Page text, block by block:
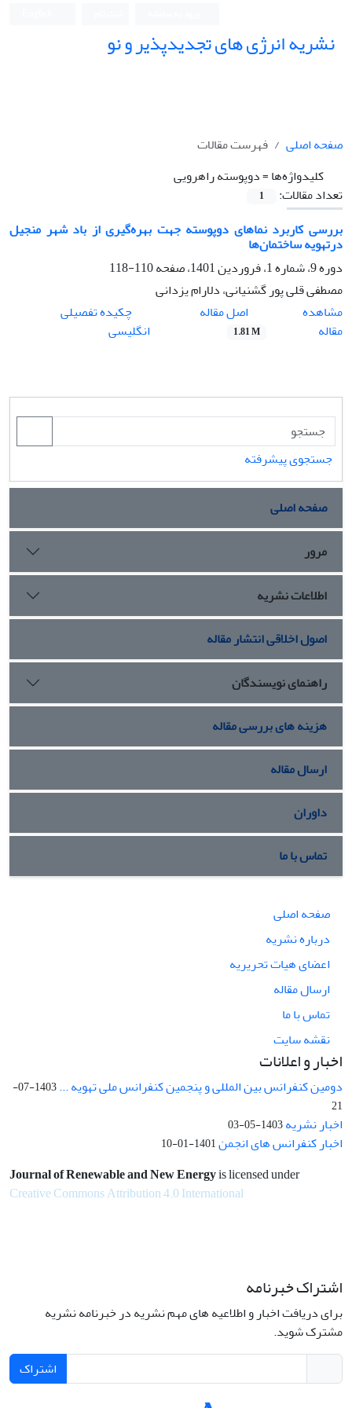
نشریه انرژی های تجدیدپذیر و نو
صفحه اصلی
فهرست مقالات
کلیدواژه‌ها =دوپوسته راهرویی
تعداد مقالات:
1
بررسی کاربرد نماهای دوپوسته جهت بهره‌گیری از باد شهر منجیل
درتهویه ساختمان‌ها
دوره 9، شماره 1، فروردین 1401، صفحه
110-118
مصطفی قلی پور گشنیانی، دلارام یزدانی
مشاهده
مقاله
اصل مقاله
1.81 M
چکیده تفصیلی
انگلیسی
جستجوی پیشرفته
صفحه اصلی
مرور
اطلاعات نشریه
اصول اخلاقی انتشار مقاله
راهنمای نویسندگان
هزینه های بررسی مقاله
ارسال مقاله
داوران
تماس با ما
صفحه اصلی
درباره نشریه
اعضای هیات تحریریه
ارسال مقاله
تماس با ما
نقشه سایت
اخبار و اعلانات
دومین کنفرانس بین المللی و پنجمین کنفرانس ملی تهویه ...
1403-07-
21
اخبار نشریه1403-05-03
اخبار کنفرانس های انجمن1401-01-10
Journal of Renewable and New Energyis licensed under
Creative Commons Attribution 4.0 International
اشتراک خبرنامه
برای دریافت اخبار و اطلاعیه های مهم نشریه در خبرنامه نشریه
مشترک شوید.
اشتراک